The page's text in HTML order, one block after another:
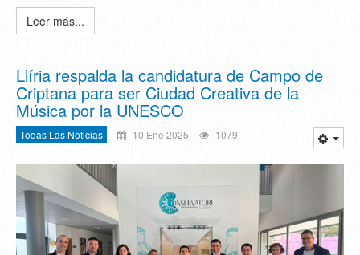
Leer más...
Llíria respalda la candidatura de Campo de
Criptana para ser Ciudad Creativa de la
Música por la UNESCO
Todas Las Noticias 10 Ene 2025 1079